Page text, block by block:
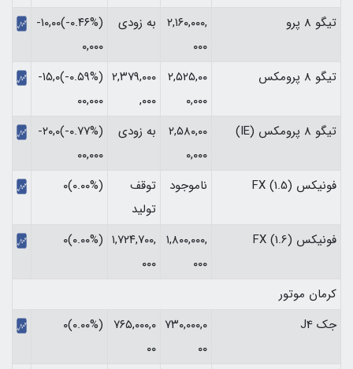
تیگو 8 پرو
۲,۱۶۰,۰۰۰,
۰۰۰
به زودی
(‎-۰.۴۶%‏)‎-۱۰,۰۰
۰,۰۰۰‏
تیگو 8 پرومکس
۲,۵۲۵,۰۰
۰,۰۰۰
۲,۳۷۹,۰۰۰
,۰۰۰
(‎-۰.۵۹%‏)‎-۱۵,۰
۰۰,۰۰۰‏
تیگو 8 پرومکس (IE)
۲,۵۸۰,۰۰
۰,۰۰۰
به زودی
(‎-۰.۷۷%‏)‎-۲۰,۰
۰۰,۰۰۰‏
فونیکس FX (1.5)
ناموجود
توقف
تولید
(۰.۰۰%)۰
فونیکس FX (1.6)
۱,۸۰۰,۰۰۰,
۰۰۰
۱,۷۲۴,۷۰۰,
۰۰۰
(۰.۰۰%)۰
کرمان موتور
جک J4
۷۳۰,۰۰۰,۰
۰۰
۷۶۵,۰۰۰,۰
۰۰
(۰.۰۰%)۰